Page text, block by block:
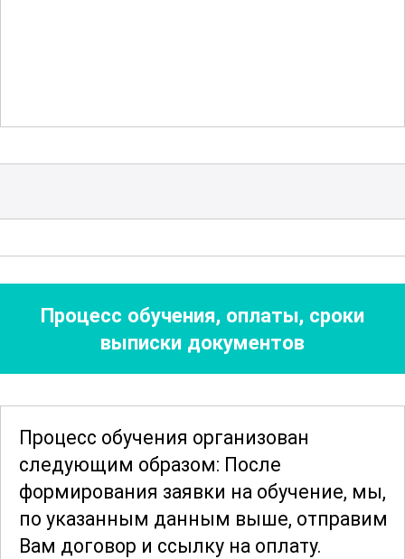
агрегатов. Вы научитесь выявлять и
Большая часть курса посвящена
эффективным методамработы с
клеевыми агрегатами. Вы получите
ценные рекомендации по оптимизации
вам повысить производительность и
качество выпускаемой продукции. Это
включает в себя как теоретические
аспекты, так и разбор конкретных
производственных случаев.
Процесс обучения, оплаты, сроки
выписки документов
Процесс обучения организован
следующим образом: После
формирования заявки на обучение, мы,
по указанным данным выше, отправим
Вам договор и ссылку на оплату.